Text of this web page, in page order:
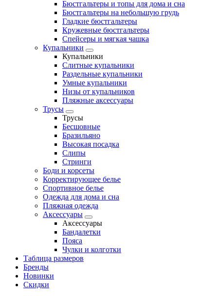
Бюстгальтеры и топы для дома и сна
Бюстгальтеры на небольшую грудь
Гладкие бюстгальтеры
Кружевные бюстгальтеры
Спейсеры и мягкая чашка
Купальники
Купальники
Слитные купальники
Раздельные купальники
Умные купальники
Низы от купальников
Пляжные аксессуары
Трусы
Трусы
Бесшовные
Бразильяно
Высокая посадка
Слипы
Стринги
Боди и корсеты
Корректирующее белье
Спортивное белье
Одежда для дома и сна
Пляжная одежда
Аксессуары
Аксессуары
Бандалетки
Пояса
Чулки и колготки
Таблица размеров
Бренды
Новинки
Скидки